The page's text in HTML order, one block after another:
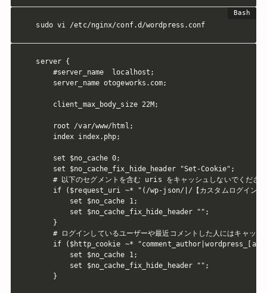
sudo vi /etc/nginx/conf.d/wordpress.conf
server {
    #server_name  localhost;
    server_name otogeworks.com;
    client_max_body_size 22M;
    root /var/www/html;
    index index.php;
    set $no_cache 0;
    set $no_cache_fix_hide_header "Set-Cookie";
# 以下のセグメントを含む uris をキャッシュしないでくださ
if ($request_uri ~* "(/wp-json/|/【カスタムログイ
        set $no_cache 1;
        set $no_cache_fix_hide_header "";
    }
# ログインしているユーザーや最近コメントした人にはキャッシ
if ($http_cookie ~* "comment_author|wordpress_[a-
        set $no_cache 1;
        set $no_cache_fix_hide_header "";
    }